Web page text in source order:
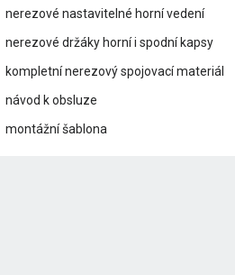
nerezové nastavitelné horní vedení
nerezové držáky horní i spodní kapsy
kompletní nerezový spojovací materiál
návod k obsluze
montážní šablona